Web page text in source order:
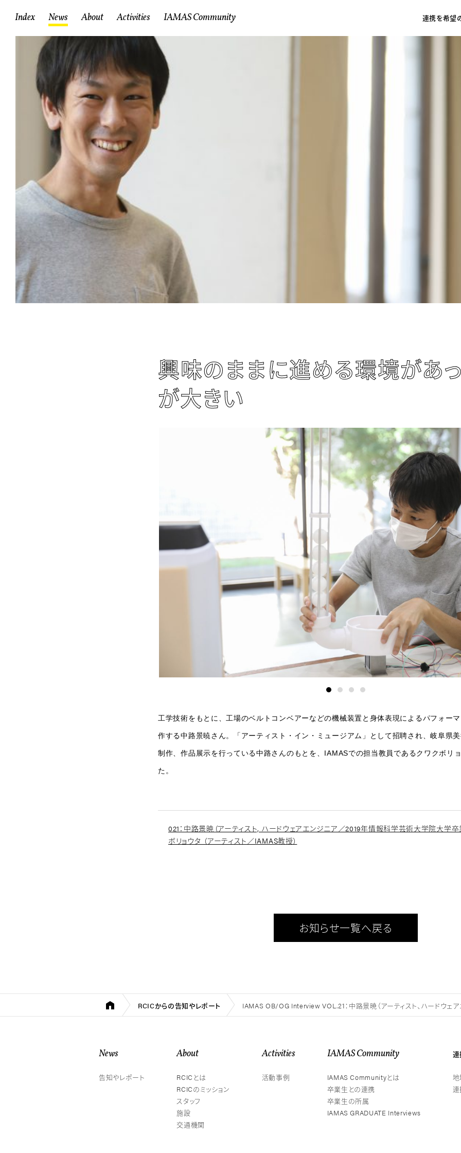
Index News About
RCICとは RCICのミッション
Activities IAMASCommunity
IAMAS Communityとは IAMAS GRADUATE
連携を希望
情報科学芸術大学院大学 産業文化研究センター
興味のままに進める環境があ
が大きい
工学技術をもとに、工場のベルトコンベアーなどの機械装置と身体表現によるパフォー
作する中路景暁さん。「アーティスト・イン・ミュージアム」として招聘され、岐阜県
制作、作品展示を行っている中路さんのもとを、IAMASでの担当教員であるクワクボリ
た。
021：中路景暁（アーティスト, ハードウェアエンジニア／2019年情報科学芸術大学院大学卒
ボリョウタ （アーティスト／IAMAS教授）
お知らせ一覧へ戻る
RCICからの告知やレポート IAMAS OB/OG Interview VOL.21：中路景暁（アーティスト、ハードウェ
News
告知やレポート
About
RCICとは
RCICのミッション
スタッフ
施設
交通機関
Activities
活動事例
IAMAS Community
IAMAS Communityとは
卒業生との連携
卒業生の所属
IAMAS GRADUATE Interviews